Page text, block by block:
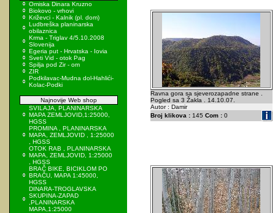
Omiska Dinara Kruzno
Biokovo - vrhovi
Križevci - Kalnik (pl. dom)
Ludbreška planinarska
obilaznica
Krma - Triglav 4/5.10.2008
Slovenija
Egeria put - Hrvatska - Iovia
Sveti Vid - otok Pag
Spilja pod Zir - om
ZIR
Podkilavac-Mudna dol-Hahlići-
Kolac-Podki
Najnovije Web shop
SVILAJA, PLANINARSKA
MAPA ZEMLJOVID,1:25000,
HGSS
PROMINA , PLANINARSKA
MAPA, ZEMLJOVID , 1:25000
, HGSS
OTOK RAB , PLANINARSKA
MAPA, ZEMLJOVID, 1:25000
, HGSS
BRAČ BIKE, BICIKLOM PO
BRAČU, MAPA 1:45000,
HGSS
DINARA-TROGLAVSKA
SKUPINA-ZAPAD
,PLANINARSKA
MAPA,1:25000
Ravna gora sa sjeverozapadne strane .
Pogled sa 3 Žakla . 14.10.07.
Autor : Damir
Broj klikova :145 Com :0